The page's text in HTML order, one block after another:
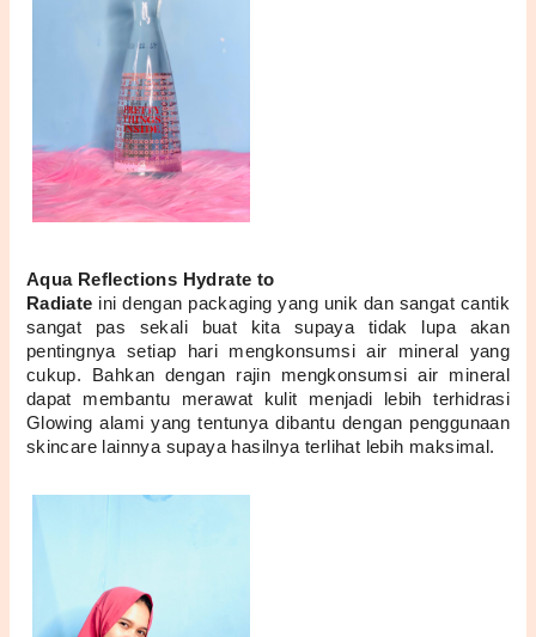
Aqua Reflections Hydrate to
Radiate ini dengan packaging yang unik dan sangat cantik
sangat pas sekali buat kita supaya tidak lupa akan
pentingnya setiap hari mengkonsumsi air mineral yang
cukup. Bahkan dengan rajin mengkonsumsi air mineral
dapat membantu merawat kulit menjadi lebih terhidrasi
Glowing alami yang tentunya dibantu dengan penggunaan
skincare lainnya supaya hasilnya terlihat lebih maksimal.